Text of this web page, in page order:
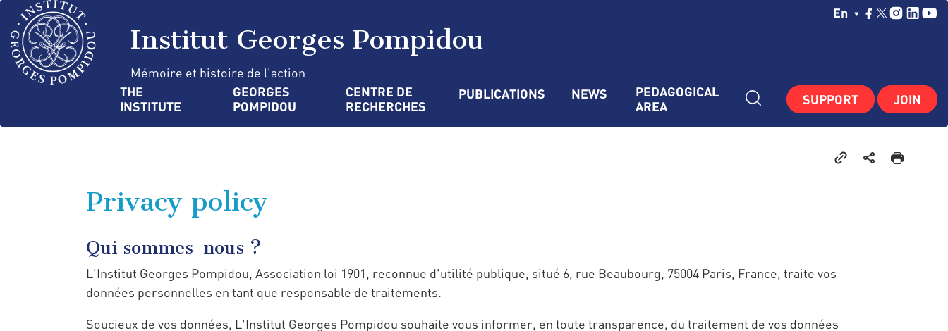
Skip
main
content
Choisissez Votre
En
Institut Georges Pompidou
Mémoire et histoire de l'action
Navigation
principale
THE
INSTITUTE
GEORGES
POMPIDOU
CENTRE DE
RECHERCHES
PUBLICATIONS NEWS
PEDAGOGICAL
AREA
SUPPORT JOIN
Privacy policy
Qui sommes-nous ?
L'Institut Georges Pompidou, Association loi 1901, reconnue d'utilité publique, situé 6, rue Beaubourg, 75004 Paris, France, traite vos
données personnelles en tant que responsable de traitements.
Soucieux de vos données, L'Institut Georges Pompidou souhaite vous informer, en toute transparence, du traitement de vos données
Cookies management panel